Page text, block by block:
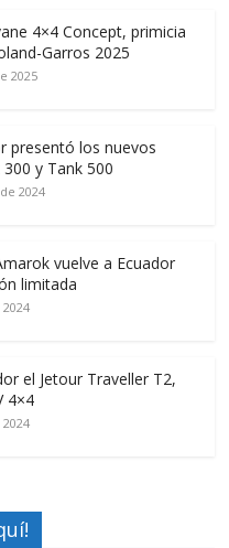
4×4 Concept, primicia
Garros 2025
2025
presentó los nuevos
y Tank 500
2024
vuelve a Ecuador
limitada
el Jetour Traveller T2,
4×4